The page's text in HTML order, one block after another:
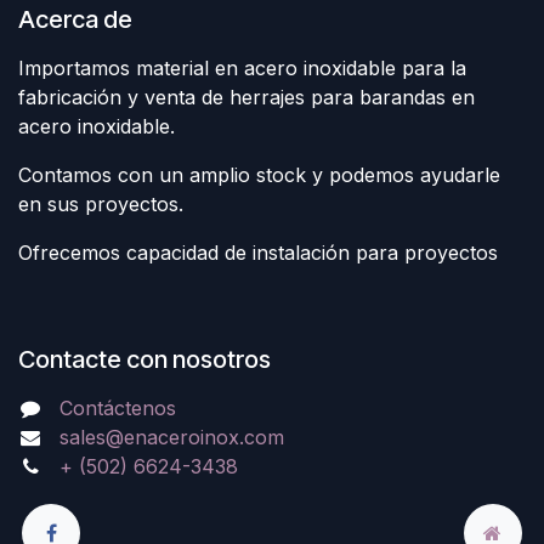
Acerca de
Importamos material en acero inoxidable para la
fabricación y venta de herrajes para barandas en
acero inoxidable.
Contamos con un amplio stock y podemos ayudarle
en sus proyectos.
Ofrecemos capacidad de instalación para proyectos
Contacte con nosotros
Contáctenos
sales@enaceroinox.com
+ (502) 6624-3438